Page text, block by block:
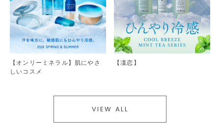
【オンリーミネラル】肌にやさ
しいコスメ
【凜恋】
VIEW ALL